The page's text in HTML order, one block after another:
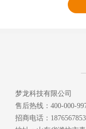
梦龙科技有限公司
售后热线：400-000-
招商电话：